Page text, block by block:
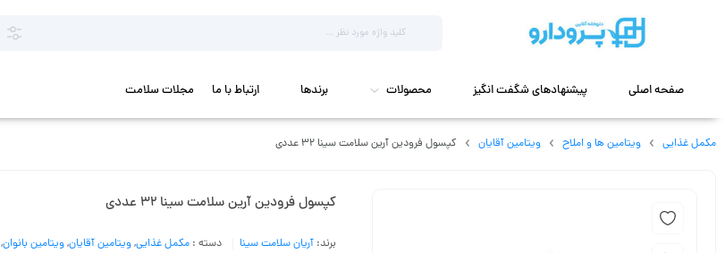
صفحه اصلی پیشنهادهای شگفت انگیز محصولات برندها ارتباط با ما مجلات سلامت
مکمل غذایی ویتامین ها و املاح ویتامین آقایان کپسول فرودین آرین سلامت سینا 32 عددی
کپسول فرودین آرین سلامت سینا 32 عددی
برند: آریان سلامت سینا دسته : مکمل غذایی,ویتامین آقایان,ویتامین بانوان,